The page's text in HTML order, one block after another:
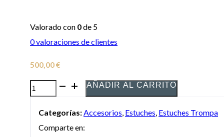
Valorado con 0de 5
0valoraciones de clientes
500,00€
Estuche
Super
Flight
AÑADIR AL CARRITO
Categorías: Accesorios Estuches Estuches Trompa
Comparte en: